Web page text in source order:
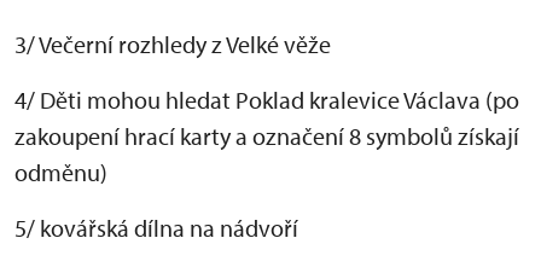
3/ Večerní rozhledy z Velké věže
4/ Děti mohou hledat Poklad kralevice Václava (po
zakoupení hrací karty a označení 8 symbolů získají
odměnu)
5/ kovářská dílna na nádvoří